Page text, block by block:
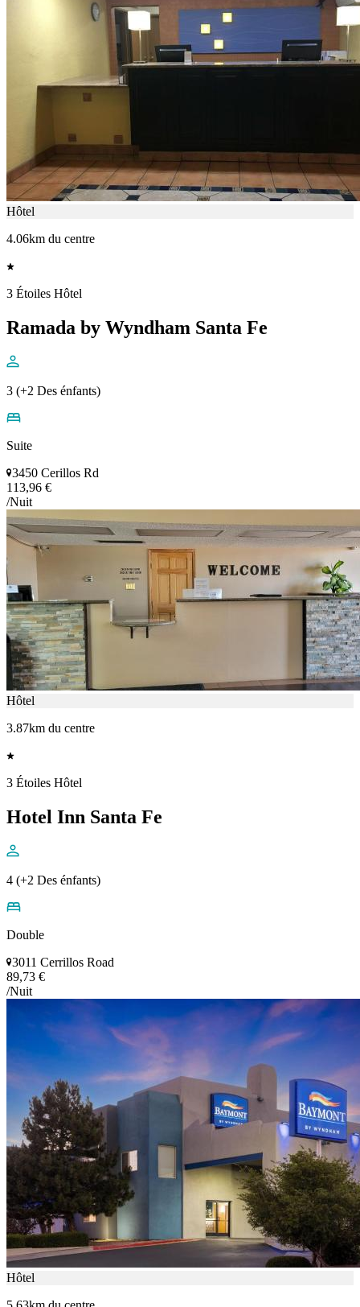
Hôtel
4.06km du centre
3 Étoiles Hôtel
Ramada by Wyndham Santa Fe
3 (+2 Des énfants)
Suite
3450 Cerillos Rd
113,96 €
/Nuit
Hôtel
3.87km du centre
3 Étoiles Hôtel
Hotel Inn Santa Fe
4 (+2 Des énfants)
Double
3011 Cerrillos Road
89,73 €
/Nuit
Hôtel